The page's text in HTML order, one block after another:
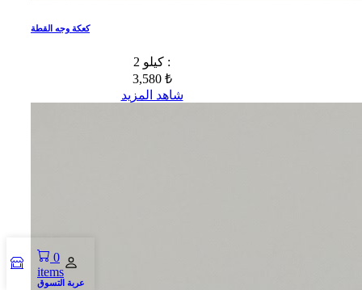
كعكة وجه القطة
2 كيلو :
3,580 ₺
شاهد المزيد
0
items
عربة التسوق